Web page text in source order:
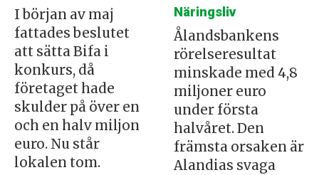
I början av maj
fattades beslutet
att sätta Bifa i
konkurs, då
företaget hade
skulder på över en
och en halv miljon
euro. Nu står
lokalen tom.
Näringsliv
Ålandsbankens
rörelseresultat
minskade med 4,8
miljoner euro
under första
halvåret. Den
främsta orsaken är
Alandias svaga